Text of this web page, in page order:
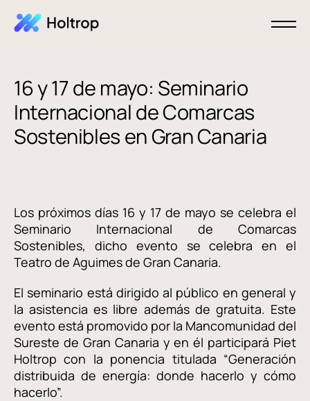
16 y 17 de mayo: Seminario
Internacional de Comarcas
Sostenibles en Gran Canaria
Los próximos días 16 y 17 de mayo se celebra el
Seminario Internacional de Comarcas
Sostenibles, dicho evento se celebra en el
Teatro de Aguimes de Gran Canaria.
El seminario está dirigido al público en general y
la asistencia es libre además de gratuita. Este
evento está promovido por la Mancomunidad del
Sureste de Gran Canaria y en él participará Piet
Holtrop con la ponencia titulada “Generación
distribuida de energía: donde hacerlo y cómo
hacerlo”.